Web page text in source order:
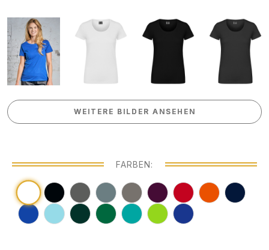
WEITERE BILDER ANSEHEN
WEITERE BILDER ANSEHEN
FARBEN: